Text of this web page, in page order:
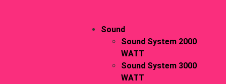
Sound
Sound System 2000
WATT
Sound System 3000
WATT